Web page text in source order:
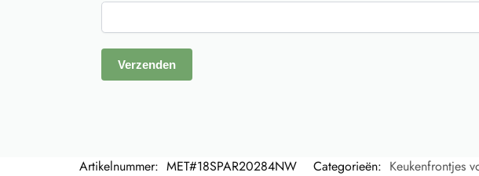
Artikelnummer: MET#18SPAR20284NW Categorieën: Keukenfrontjes